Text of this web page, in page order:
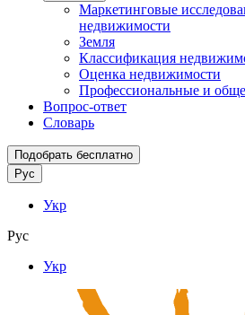
Маркетинговые
недвижимости
Земля
Классификация
Оценка недвижимости
Профессиональные и
Вопрос-ответ
Словарь
Подобрать бесплатно
Рус
Укр
Рус
Укр